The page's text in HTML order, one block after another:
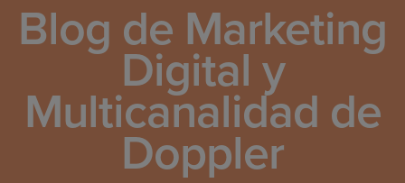
Blog de Marketing
Digital y
Multicanalidad de
Doppler